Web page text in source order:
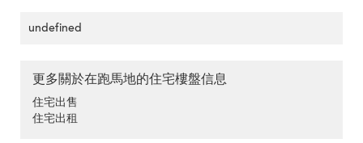
undefined
更多關於在跑馬地的住宅樓盤信息
住宅出售
住宅出租